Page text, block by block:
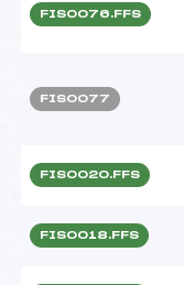
FIS0076.FFS
FIS0077
FIS0020.FFS
FIS0018.FFS